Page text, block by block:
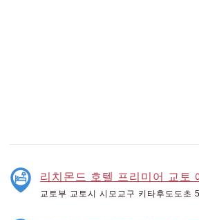
리치몬드 호텔 프리미어 교토
교토부 교토시 시모교구 키타후도도초